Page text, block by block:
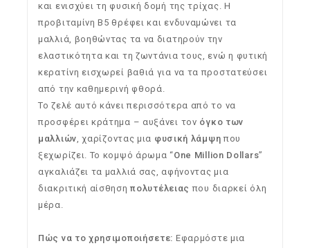
και ενισχύει τη φυσική δομή της τρίχας. Η
προβιταμίνη Β5 θρέφει και ενδυναμώνει τα
μαλλιά, βοηθώντας τα να διατηρούν την
ελαστικότητα και τη ζωντάνια τους, ενώ η φυτική
κερατίνη εισχωρεί βαθιά για να τα προστατεύσει
από την καθημερινή φθορά.
Το ζελέ αυτό κάνει περισσότερα από το να
προσφέρει κράτημα – αυξάνει τον όγκο των
μαλλιών, χαρίζοντας μια φυσική λάμψη που
ξεχωρίζει. Το κομψό άρωμα “One Million Dollars”
αγκαλιάζει τα μαλλιά σας, αφήνοντας μια
διακριτική αίσθησηπολυτέλειας που διαρκεί όλη
μέρα.
Πώς να το χρησιμοποιήσετε: Εφαρμόστε μια